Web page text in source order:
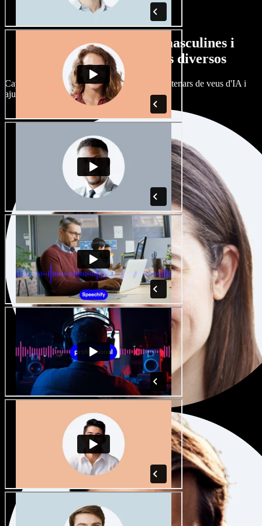
Gran varietat de veus masculines i
femenines amb accents diversos
Cap projecte ha de sonar igual. Tria entre centenars de veus d'IA i
ajusta'n l’accent.